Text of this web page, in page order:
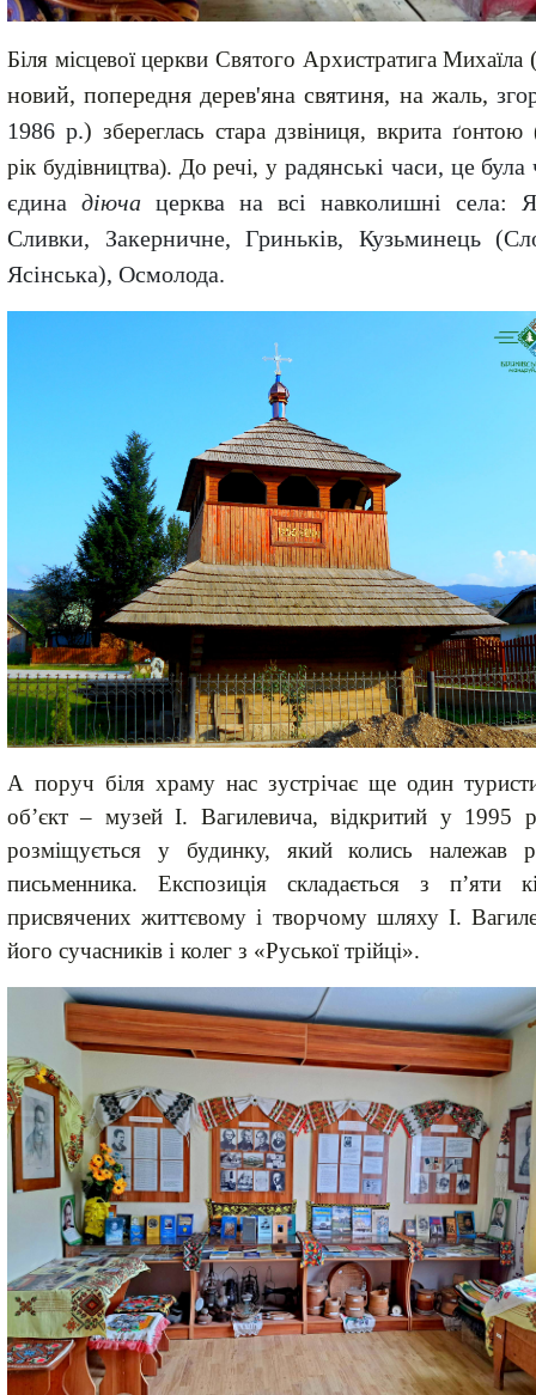
Біля місцевої церкви Святого Архистратига Михаїла
новий, попередня дерев'яна святиня, на жаль,
1986 р.) збереглась стара дзвіниця, вкрита ґонтою
рік будівництва). До речі, у радянські часи, це була
єдина діюча церква на всі навколишні села:
Сливки, Закерничне, Гриньків, Кузьминець
Ясінська), Осмолода.
А поруч біля храму нас зустрічає ще один
об’єкт – музей І. Вагилевича, відкритий у 1995
розміщується у будинку, який колись належав
письменника. Експозиція складається з п’яти
присвячених життєвому і творчому шляху І.
його сучасників і колег з «Руської трійці».